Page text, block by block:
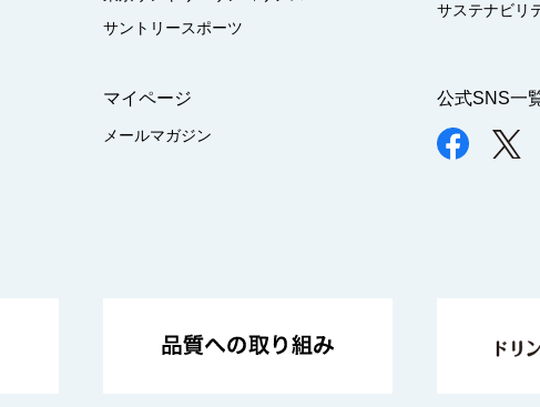
サントリースポーツ
サステナビリ
マイページ
メールマガジン
公式SNS一